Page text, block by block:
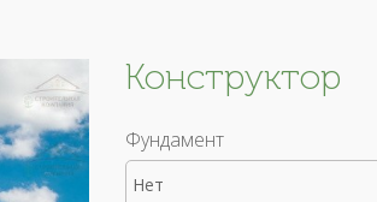
Конструктор
Фундамент
Нет